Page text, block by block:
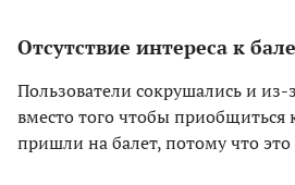
Отсутствие интереса к
Пользователи сокрушались и из-
вместо того чтобы приобщиться
пришли на балет, потому что